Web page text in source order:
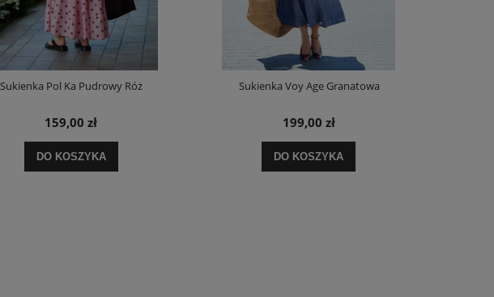
Sukienka Pol Ka Pudrowy Róż
159,00 zł
DO KOSZYKA
Sukienka Voy Age Granatowa
199,00 zł
DO KOSZYKA